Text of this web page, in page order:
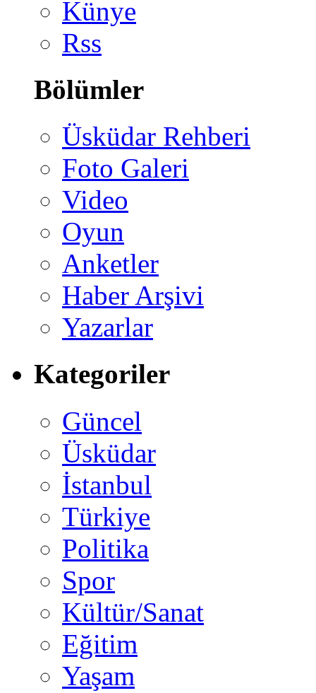
Künye
Rss
Bölümler
Üsküdar Rehberi
Foto Galeri
Video
Oyun
Anketler
Haber Arşivi
Yazarlar
Kategoriler
Güncel
Üsküdar
İstanbul
Türkiye
Politika
Spor
Kültür/Sanat
Eğitim
Yaşam